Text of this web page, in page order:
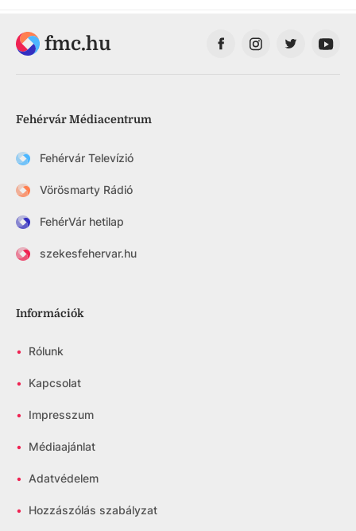
fmc.hu
Fehérvár Médiacentrum
Fehérvár Televízió
Vörösmarty Rádió
FehérVár hetilap
szekesfehervar.hu
Információk
• Rólunk
• Kapcsolat
• Impresszum
• Médiaajánlat
• Adatvédelem
• Hozzászólás szabályzat